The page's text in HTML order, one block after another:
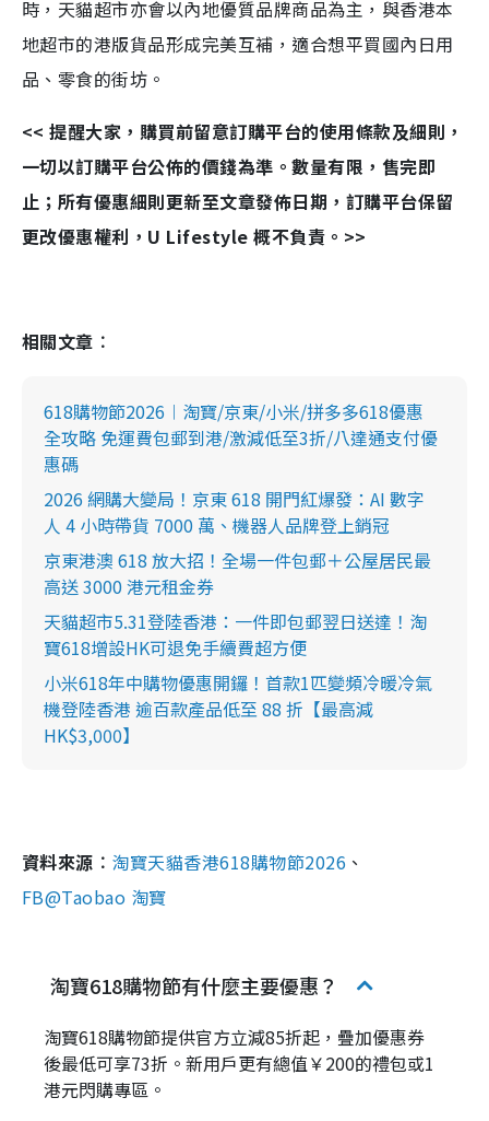
時，天貓超市亦會以內地優質品牌商品為主，與香港本
地超市的港版貨品形成完美互補，適合想平買國內日用
品、零食的街坊。
<< 提醒大家，購買前留意訂購平台的使用條款及細則，
一切以訂購平台公佈的價錢為準。數量有限，售完即
止；所有優惠細則更新至文章發佈日期，訂購平台保留
更改優惠權利，U Lifestyle 概不負責。>>
相關文章︰
618購物節2026︱淘寶/京東/小米/拼多多618優惠
全攻略 免運費包郵到港/激減低至3折/八達通支付優
惠碼
2026 網購大變局！京東 618 開門紅爆發：AI 數字
人 4 小時帶貨 7000 萬、機器人品牌登上銷冠
京東港澳 618 放大招！全場一件包郵＋公屋居民最
高送 3000 港元租金券
天貓超市5.31登陸香港：一件即包郵翌日送達！淘
寶618增設HK可退免手續費超方便
小米618年中購物優惠開鑼！首款1匹變頻冷暖冷氣
機登陸香港 逾百款產品低至 88 折【最高減
HK$3,000】
資料來源︰ 淘寶天貓香港618購物節2026 、
FB@Taobao 淘寶
淘寶618購物節有什麼主要優惠？
淘寶618購物節提供官方立減85折起，疊加優惠券
後最低可享73折。新用戶更有總值￥200的禮包或1
港元閃購專區。